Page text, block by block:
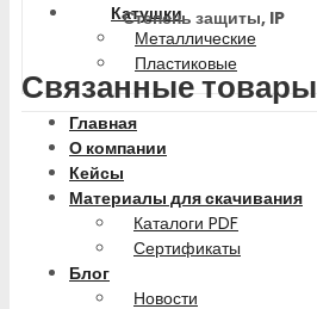
Катушки
Металлические
Пластиковые
Главная
О компании
Кейсы
Материалы для скачивания
Каталоги PDF
Сертификаты
Блог
Новости
Степень защиты, IP
Связанные товары